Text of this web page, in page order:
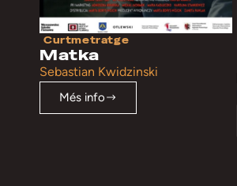
Curtmetratge
Matka
Sebastian Kwidzinski
Més info